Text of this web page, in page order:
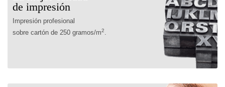
de impresión
Impresión profesional
sobre cartón de 250 gramos/m2.